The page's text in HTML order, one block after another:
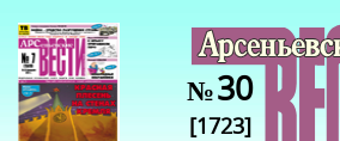
№30
[1723]